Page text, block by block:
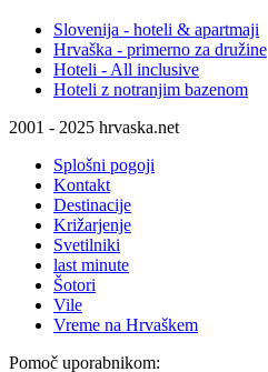
Slovenija - hoteli & apartmaji
Hrvaška - primerno za družine
Hoteli - All inclusive
Hoteli z notranjim bazenom
2001 - 2025 hrvaska.net
Splošni pogoji
Kontakt
Destinacije
Križarjenje
Svetilniki
last minute
Šotori
Vile
Vreme na Hrvaškem
Pomoč uporabnikom: